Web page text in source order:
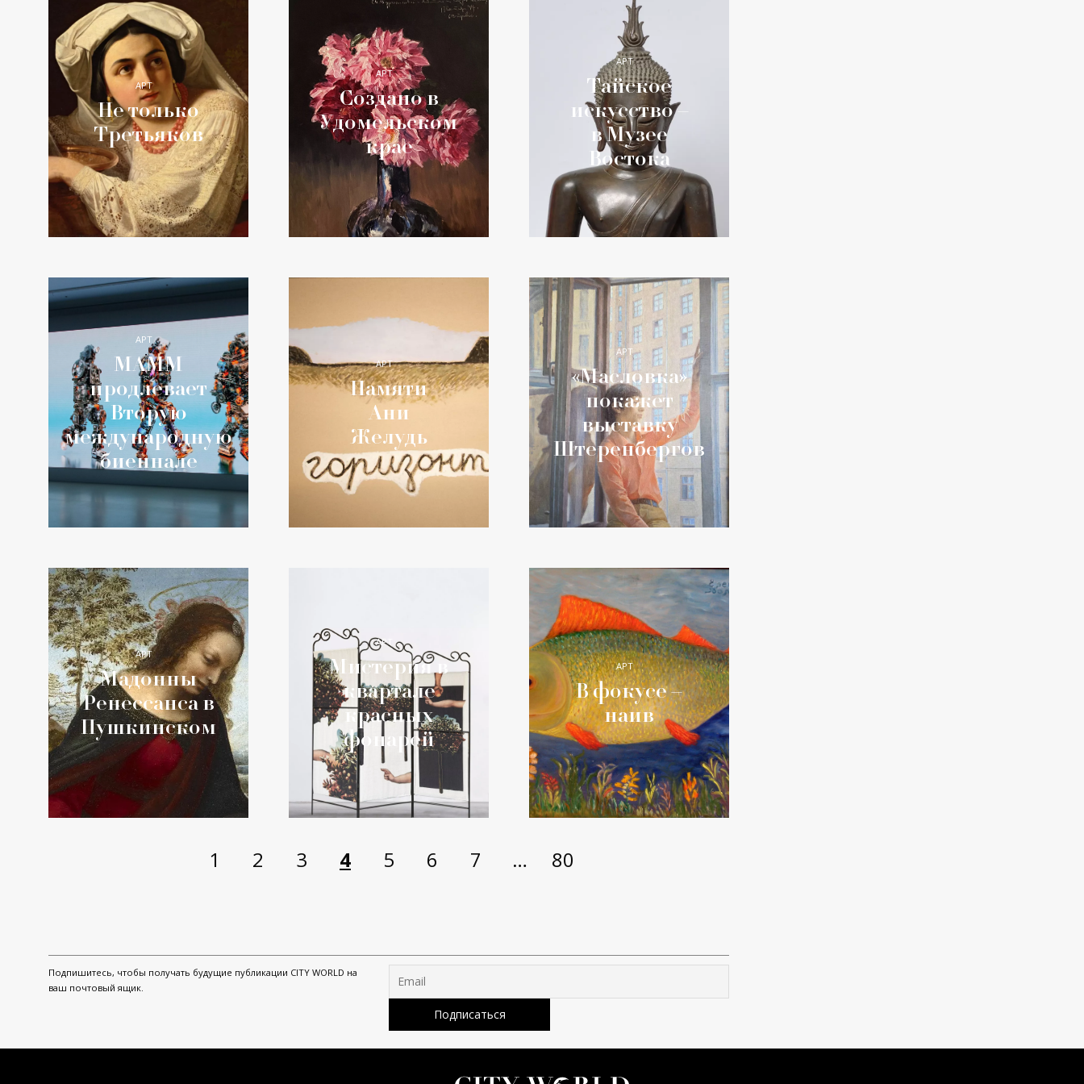
АРТ
Не только
Третьяков
АРТ
Создано в
Удомельском
крае
АРТ
Тайское
искусство –
в Музее
Востока
АРТ
МАММ
продлевает
Вторую
международную
биеннале
АРТ
Памяти
Ани
Желудь
АРТ
«Масловка»
покажет
выставку
Штеренбергов
АРТ
Мадонны
Ренессанса в
Пушкинском
АРТ
Мистерия в
квартале
красных
фонарей
АРТ
В фокусе –
наив
1 2 3 4 5 6 7 … 80
Подпишитесь, чтобы получать будущие публикации CITY WORLD на
ваш почтовый ящик.